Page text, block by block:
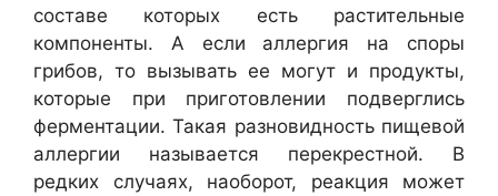
составе которых есть растительные
компоненты. А если аллергия на споры
грибов, то вызывать ее могут и продукты,
которые при приготовлении подверглись
ферментации. Такая разновидность пищевой
аллергии называется перекрестной. В
редких случаях, наоборот, реакция может